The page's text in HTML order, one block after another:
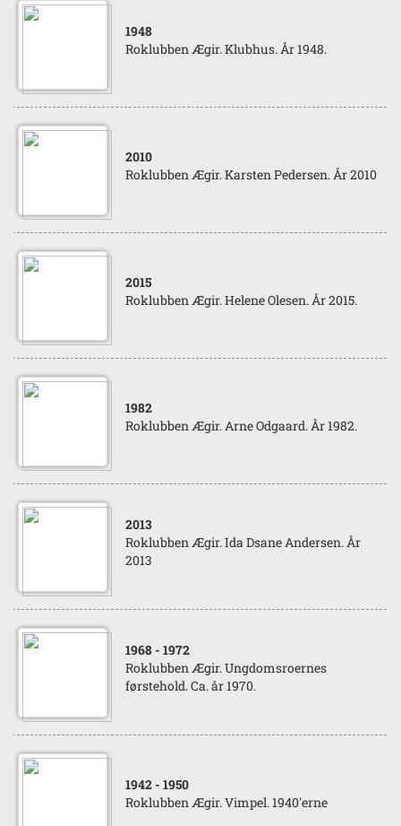
1948
Roklubben Ægir. Klubhus. År 1948.
2010
Roklubben Ægir. Karsten Pedersen. År 2010
2015
Roklubben Ægir. Helene Olesen. År 2015.
1982
Roklubben Ægir. Arne Odgaard. År 1982.
2013
Roklubben Ægir. Ida Dsane Andersen. År
2013
1968 - 1972
Roklubben Ægir. Ungdomsroernes
førstehold. Ca. år 1970.
1942 - 1950
Roklubben Ægir. Vimpel. 1940'erne